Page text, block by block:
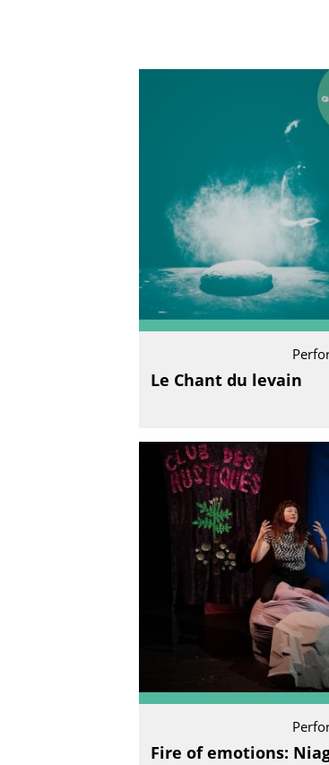
Le Chant du levain
Fire of emotions: